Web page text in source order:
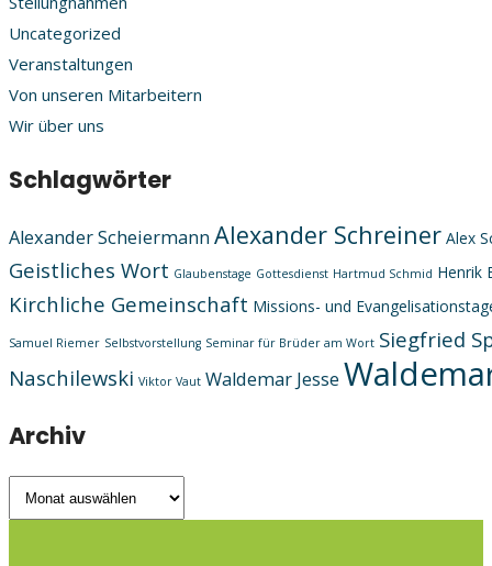
Uncategorized
Veranstaltungen
Von unseren Mitarbeitern
Wir über uns
Schlagwörter
Alexander ScheiermannAlexander Schreiner Alex
Geistliches Wort Glaubenstage Gottesdienst Hartmud Schmid Henrik
Kirchliche Gemeinschaft Missions- und
Samuel Riemer Selbstvorstellung Seminar für Brüder am Wort Siegfried
Naschilewski Viktor Vaut Waldemar Jesse
Archiv
Archiv